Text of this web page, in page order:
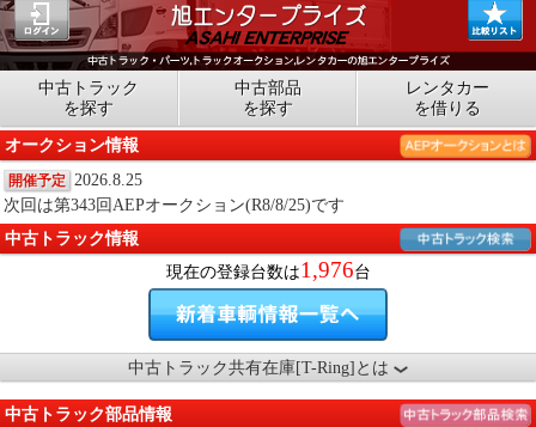
中古トラック
を探す
中古部品
を探す
レンタカー
を借りる
オークション情報
開催予定
2026.8.25
次回は第343回AEPオークション(R8/8/25)です
中古トラック情報
現在の登録台数は1,976台
中古トラック共有在庫[T-Ring]とは
中古トラック部品情報